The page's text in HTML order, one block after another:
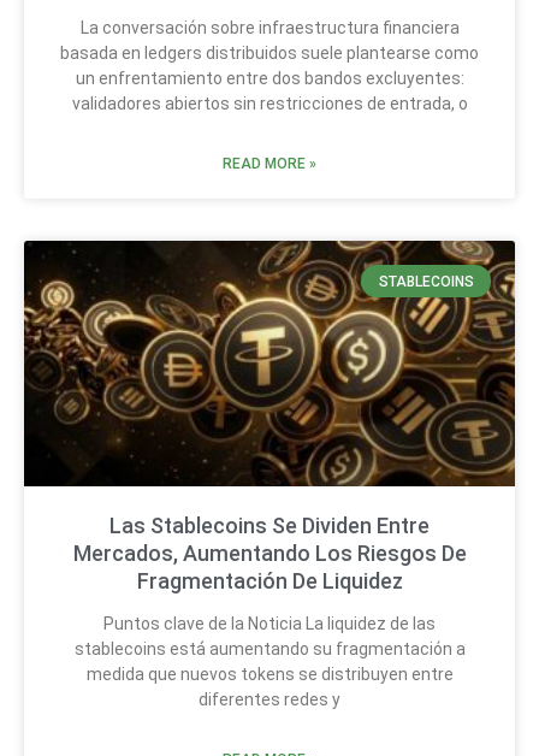
La conversación sobre infraestructura financiera
basada en ledgers distribuidos suele plantearse como
un enfrentamiento entre dos bandos excluyentes:
validadores abiertos sin restricciones de entrada, o
READ MORE »
STABLECOINS
Las Stablecoins Se Dividen Entre
Mercados, Aumentando Los Riesgos De
Fragmentación De Liquidez
Puntos clave de la Noticia La liquidez de las
stablecoins está aumentando su fragmentación a
medida que nuevos tokens se distribuyen entre
diferentes redes y